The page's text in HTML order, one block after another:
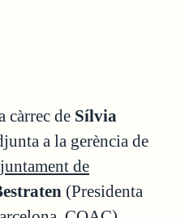
càrrec de Sílvia
a la gerència de
de
(Presidenta